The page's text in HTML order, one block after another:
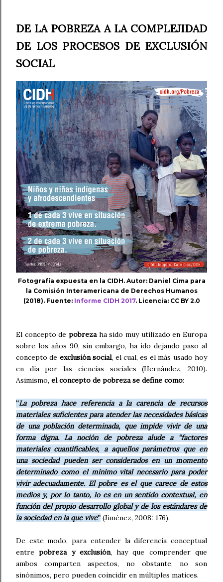
DE LA POBREZA A LA COMPLEJIDAD
DE LOS PROCESOS DE EXCLUSIÓN
SOCIAL
Fotografía expuesta en la CIDH. Autor: Daniel Cima para
la Comisión Interamericana de Derechos Humanos
(2018). Fuente: Informe CIDH 2017. Licencia: CC BY 2.0
El concepto de pobrezaha sido muy utilizado en Europa
sobre los años 90, sin embargo, ha ido dejando paso al
concepto de exclusión social, el cual, es el más usado hoy
en día por las ciencias sociales (Hernández, 2010).
Asimismo, el concepto de pobreza se define como:
“La pobreza hace referencia a la carencia de recursos
materiales suficientes para atender las necesidades básicas
de una población determinada, que impide vivir de una
forma digna. La noción de pobreza alude a “factores
materiales cuantificables, a aquellos parámetros que en
una sociedad pueden ser considerados en un momento
determinado como el mínimo vital necesario para poder
vivir adecuadamente. El pobre es el que carece de estos
medios y, por lo tanto, lo es en un sentido contextual, en
función del propio desarrollo global y de los estándares de
la sociedad en la que vive” (Jiménez, 2008: 176).
De este modo, para entender la diferencia conceptual
entrepobreza y exclusión, hay que comprender que
ambos comparten aspectos, no obstante, no son
sinónimos, pero pueden coincidir en múltiples matices.